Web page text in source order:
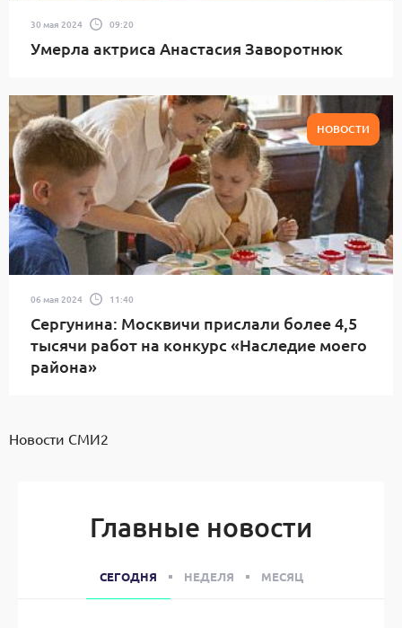
30 мая 2024 09:20
Умерла актриса Анастасия Заворотнюк
НОВОСТИ
06 мая 2024 11:40
Сергунина: Москвичи прислали более 4,5
тысячи работ на конкурс «Наследие моего
района»
Новости СМИ2
Главные новости
СЕГОДНЯ НЕДЕЛЯ МЕСЯЦ